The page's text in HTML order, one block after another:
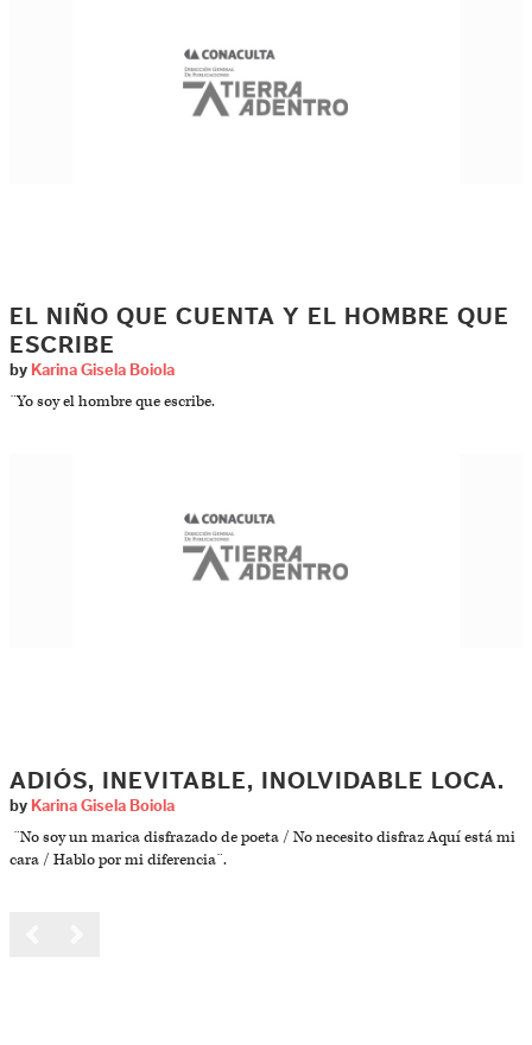
EL NIÑO QUE CUENTA Y EL HOMBRE QUE
ESCRIBE
by Karina Gisela Boiola
¨Yo soy el hombre que escribe.
ADIÓS, INEVITABLE, INOLVIDABLE LOCA.
by Karina Gisela Boiola
¨No soy un marica disfrazado de poeta / No necesito disfraz Aquí está mi
cara / Hablo por mi diferencia¨.